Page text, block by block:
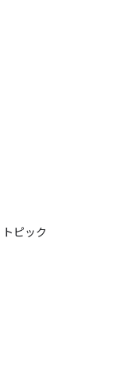
ピック